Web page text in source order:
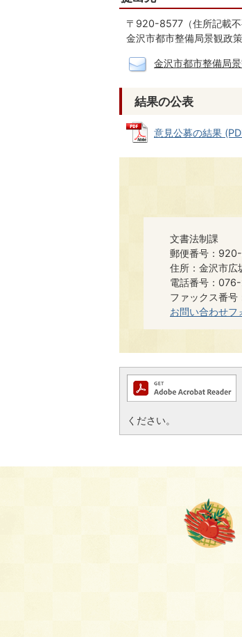
〒920-8577（住所記載不
金沢市都市整備局景観政
金沢市都市整備局
結果の公表
意見公募の結果
文書法制課
郵便番号：
住所：金沢市広
電話番号：
ファックス番
お問い合わせフ
ください。